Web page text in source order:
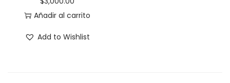
Añadir al carrito
Add to Wishlist